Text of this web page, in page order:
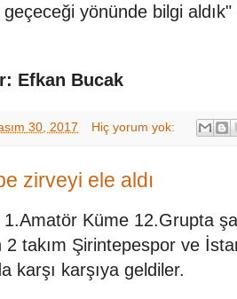
yönünde bilgi aldık"
Efkan Bucak
30, 2017 Hiç yorum yok:
zirveyi ele aldı
1.Amatör Küme 12.Grupta
2 takım Şirintepespor ve
karşı karşıya geldiler.